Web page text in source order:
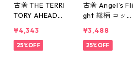
古着 THE TERRI
TORY AHEAD
アヘッド 総柄
半袖シャツ コ
¥4,343
25%OFF
古着 Angel's Fli
ght 総柄 コット
表記：L gd41
0402n w6080
¥3,488
25%OFF